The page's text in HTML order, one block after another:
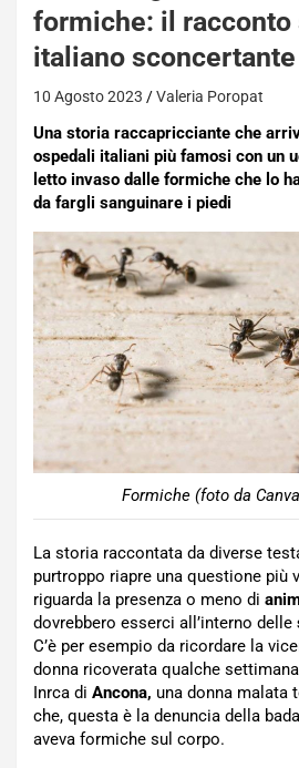
formiche: il racconto
italiano sconcertante
10 Agosto 2023 Valeria Poropat
Una storia raccapricciante che
ospedali italiani più famosi con un
letto invaso dalle formiche che lo
da fargli sanguinare i piedi
Formiche (foto da
La storia raccontata da diverse
purtroppo riapre una questione più
riguarda la presenza o meno di
dovrebbero esserci all’interno delle
C’è per esempio da ricordare la
donna ricoverata qualche
Inrca di Ancona, una donna malata
che, questa è la denuncia della
aveva formiche sul corpo.